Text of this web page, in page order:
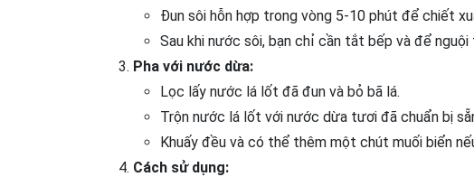
Đun sôi hỗn hợp trong vòng 5-10 phút để chiết
Sau khi nước sôi, bạn chỉ cần tắt bếp và để nguội
Pha với nước dừa:
Lọc lấy nước lá lốt đã đun và bỏ bã lá.
Trộn nước lá lốt với nước dừa tươi đã chuẩn bị
Khuấy đều và có thể thêm một chút muối biển
Cách sử dụng: